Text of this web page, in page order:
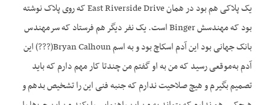
یک پلاکی هم بود در همان East Riverside Drive که روی پلاک نوشته
بود که مهندسش Binger است. یک نفر دیگر هم فرستاد که سرمهندس
بانک جهانی بود این آدم اسکاچ بود و به اسم Bryan Calhoun(???) این
آدم به‌موقعی رسید که من به او گفتم من چندتا کار مهم دارم که باید
تصمیم بگیرم و هیچ صلاحیت ندارم که جنبه فنی این را تشخیص بدهم و